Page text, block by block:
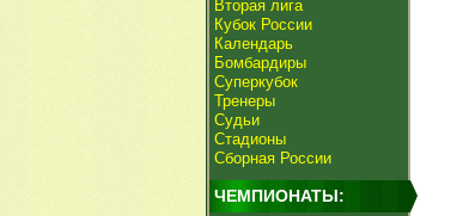
Вторая лига
Кубок России
Календарь
Бомбардиры
Суперкубок
Тренеры
Судьи
Стадионы
Сборная России
ЧЕМПИОНАТЫ: